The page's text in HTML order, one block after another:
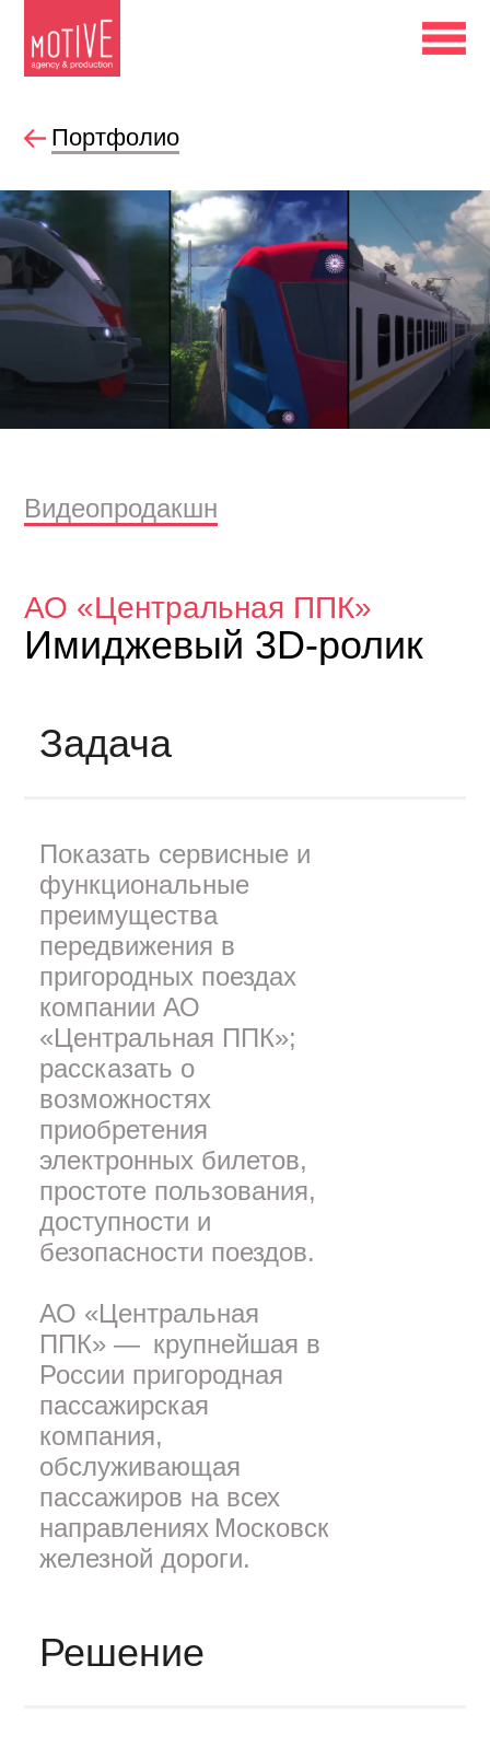
Портфолио
Видеопродакшн
АО «Центральная ППК»
Имиджевый 3D-ролик
Задача
Показать сервисные и
функциональные
преимущества
передвижения в
пригородных поездах
компании АО
«Центральная ППК»;
рассказать о
возможностях
приобретения
электронных билетов,
простоте пользования,
доступности и
безопасности поездов.
АО «Центральная
ППК» — крупнейшая в
России пригородная
пассажирская
компания,
обслуживающая
пассажиров на всех
направлениях Московской
железной дороги.
Решение